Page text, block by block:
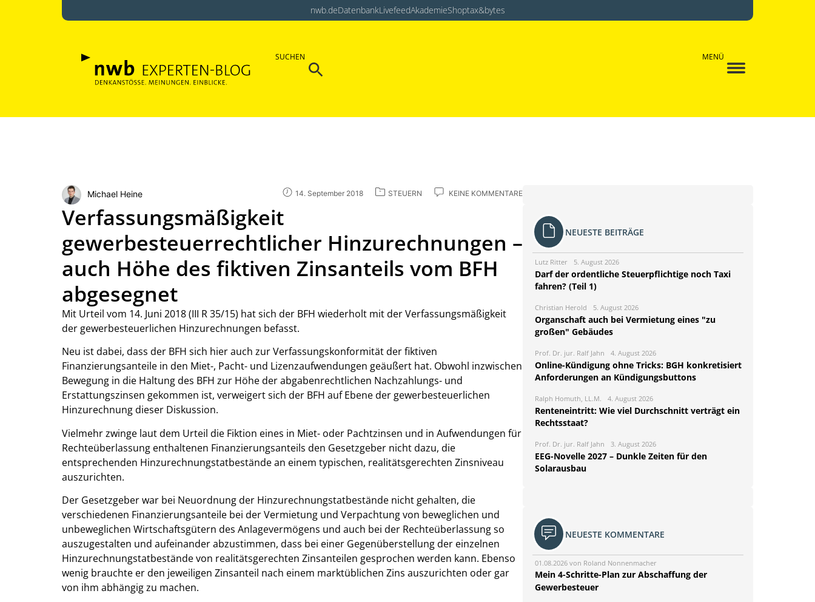
nwb.deDatenbankLivefeedAkademieShoptax&bytes
SUCHEN
Search
MENÜ
Michael Heine 14. September 2018 STEUERN KEINE KOMMENTARE
Verfassungsmäßigkeit
gewerbesteuerrechtlicher Hinzurechnungen –
auch Höhe des fiktiven Zinsanteils vom BFH
abgesegnet
Mit Urteil vom 14. Juni 2018 (III R 35/15) hat sich der BFH wiederholt mit der Verfassungsmäßigkeit
der gewerbesteuerlichen Hinzurechnungen befasst.
Neu ist dabei, dass der BFH sich hier auch zur Verfassungskonformität der fiktiven
Finanzierungsanteile in den Miet-, Pacht- und Lizenzaufwendungen geäußert hat. Obwohl inzwischen
Bewegung in die Haltung des BFH zur Höhe der abgabenrechtlichen Nachzahlungs- und
Erstattungszinsen gekommen ist, verweigert sich der BFH auf Ebene der gewerbesteuerlichen
Hinzurechnung dieser Diskussion.
Vielmehr zwinge laut dem Urteil die Fiktion eines in Miet- oder Pachtzinsen und in Aufwendungen für
Rechteüberlassung enthaltenen Finanzierungsanteils den Gesetzgeber nicht dazu, die
entsprechenden Hinzurechnungstatbestände an einem typischen, realitätsgerechten Zinsniveau
auszurichten.
Der Gesetzgeber war bei Neuordnung der Hinzurechnungstatbestände nicht gehalten, die
verschiedenen Finanzierungsanteile bei der Vermietung und Verpachtung von beweglichen und
unbeweglichen Wirtschaftsgütern des Anlagevermögens und auch bei der Rechteüberlassung so
auszugestalten und aufeinander abzustimmen, dass bei einer Gegenüberstellung der einzelnen
Hinzurechnungstatbestände von realitätsgerechten Zinsanteilen gesprochen werden kann. Ebenso
wenig brauchte er den jeweiligen Zinsanteil nach einem marktüblichen Zins auszurichten oder gar
von ihm abhängig zu machen.
NEUESTE BEITRÄGE
Lutz Ritter 5. August 2026
Darf der ordentliche Steuerpflichtige noch Taxi
fahren? (Teil 1)
Christian Herold 5. August 2026
Organschaft auch bei Vermietung eines "zu
großen" Gebäudes
Prof. Dr. jur. Ralf Jahn 4. August 2026
Online-Kündigung ohne Tricks: BGH konkretisiert
Anforderungen an Kündigungsbuttons
Ralph Homuth, LL.M. 4. August 2026
Renteneintritt: Wie viel Durchschnitt verträgt ein
Rechtsstaat?
Prof. Dr. jur. Ralf Jahn 3. August 2026
EEG-Novelle 2027 – Dunkle Zeiten für den
Solarausbau
NEUESTE KOMMENTARE
01.08.2026 von Roland Nonnenmacher
Mein 4-Schritte-Plan zur Abschaffung der
Gewerbesteuer